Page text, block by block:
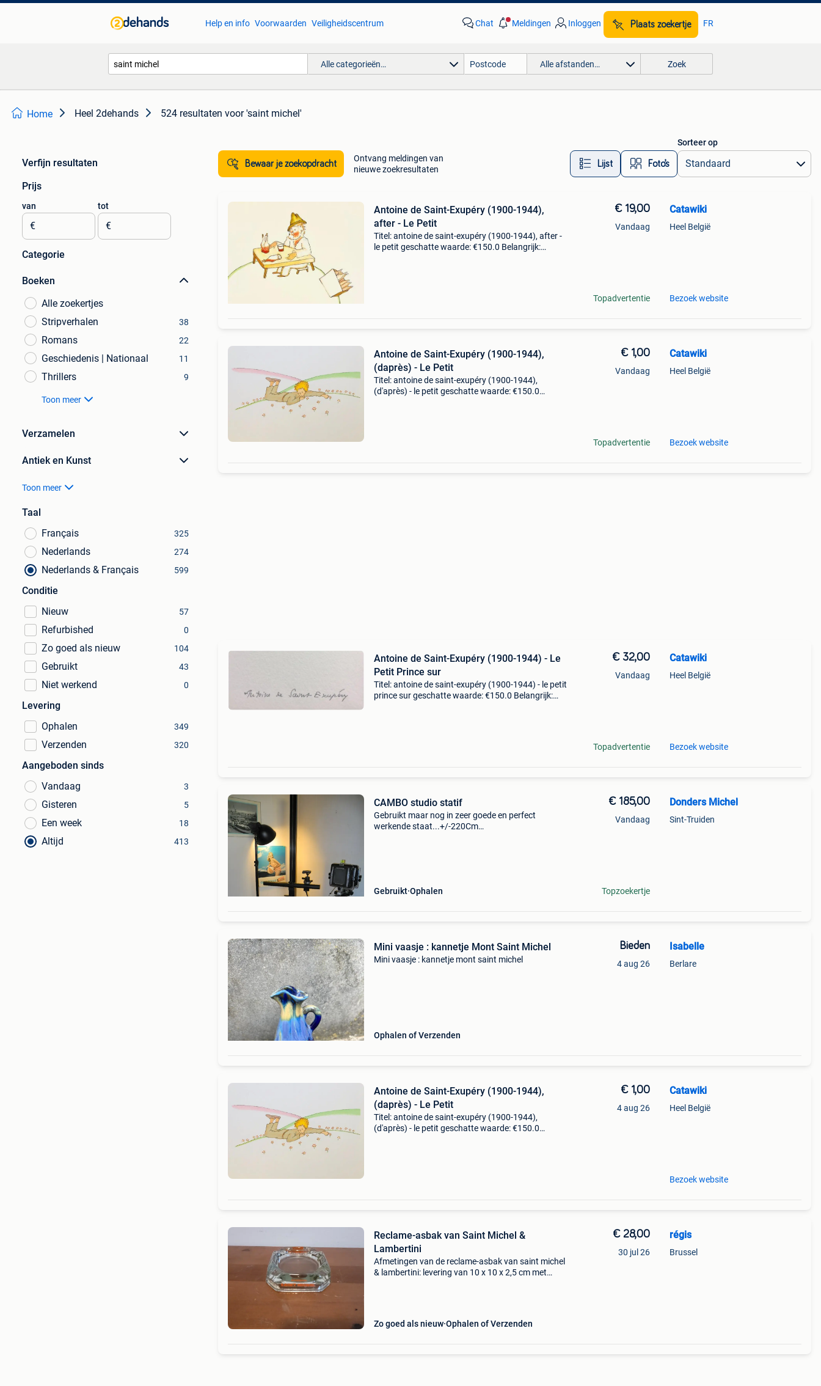
Help en info Voorwaarden Veiligheidscentrum Chat Meldingen Inloggen Plaats zoekertje FR
Alle categorieën… Alle afstanden… Zoek
Home Heel 2dehands 524 resultaten voor 'saint michel'
Verfijn resultaten
Prijs
van
€
tot
€
Categorie
Boeken
Alle zoekertjes
Stripverhalen
38
Romans 22
Geschiedenis | Nationaal 11
Thrillers 9
Toon meer
Verzamelen
Antiek en Kunst
Toon meer
Taal
Français
325
Nederlands 274
Nederlands & Français 599
Conditie
Nieuw
57
Refurbished 0
Zo goed als nieuw 104
Gebruikt 43
Niet werkend 0
Levering
Ophalen
349
Verzenden 320
Aangeboden sinds
Vandaag
3
Gisteren 5
Een week 18
Altijd 413
Bewaar je zoekopdracht
Ontvang meldingen van
nieuwe zoekresultaten
Lijst Foto’s
Sorteer op
Antoine de Saint-Exupéry (1900-1944),
after - Le Petit
Titel: antoine de saint-exupéry (1900-1944), after -
le petit geschatte waarde: €150.0 Belangrijk:
€ 19,00
Vandaag
Topadvertentie
Catawiki
Heel België
Bezoek website
Antoine de Saint-Exupéry (1900-1944),
(daprès) - Le Petit
Titel: antoine de saint-exupéry (1900-1944),
(d'après) - le petit geschatte waarde: €150.0
€ 1,00
Vandaag
Topadvertentie
Catawiki
Heel België
Bezoek website
Antoine de Saint-Exupéry (1900-1944) - Le
Petit Prince sur
Titel: antoine de saint-exupéry (1900-1944) - le petit
prince sur geschatte waarde: €150.0 Belangrijk:
€ 32,00
Vandaag
Topadvertentie
Catawiki
Heel België
Bezoek website
CAMBO studio statif
Gebruikt maar nog in zeer goede en perfect
werkende staat...+/-220Cm
Gebruikt Ophalen
€ 185,00
Vandaag
Topzoekertje
Donders Michel
Sint-Truiden
Mini vaasje : kannetje Mont Saint Michel
Mini vaasje : kannetje mont saint michel
Ophalen of Verzenden
Bieden
4 aug 26
Isabelle
Berlare
Antoine de Saint-Exupéry (1900-1944),
(daprès) - Le Petit
Titel: antoine de saint-exupéry (1900-1944),
(d'après) - le petit geschatte waarde: €150.0
€ 1,00
4 aug 26
Catawiki
Heel België
Bezoek website
Reclame-asbak van Saint Michel &
Lambertini
Afmetingen van de reclame-asbak van saint michel
& lambertini: levering van 10 x 10 x 2,5 cm met
Zo goed als nieuw Ophalen of Verzenden
€ 28,00
30 jul 26
régis
Brussel